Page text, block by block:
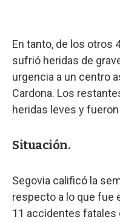
En tanto, de los otros
sufrió heridas de
urgencia a un centro
Cardona. Los
heridas leves y
Situación.
Segovia calificó la
respecto a lo que fue
11 accidentes fatales